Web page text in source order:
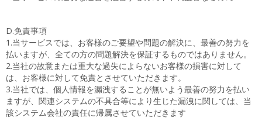
D.免責事項
1.当サービスでは、お客様のご要望や問題の解決に、最善の努力を
払いますが、全ての方の問題解決を保証するものではありません。
2.当社の故意または重大な過失によらないお客様の損害に対して
は、お客様に対して免責とさせていただきます。
3.当社では、個人情報を漏洩することが無いよう最善の努力を払い
ますが、関連システムの不具合等により生じた漏洩に関しては、当
該システム会社の責任に帰属させていただきます